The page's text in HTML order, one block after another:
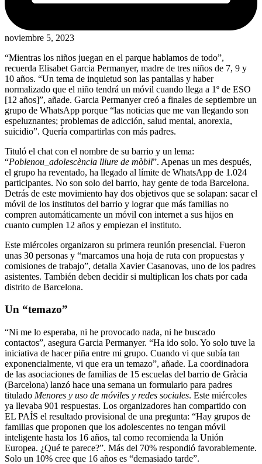
noviembre 5, 2023
“Mientras los niños juegan en el parque hablamos de todo”,
recuerda Elisabet Garcia Permanyer, madre de tres niños de 7, 9 y
10 años. “Un tema de inquietud son las pantallas y haber
normalizado que el niño tendrá un móvil cuando llega a 1º de ESO
[12 años]”, añade. Garcia Permanyer creó a finales de septiembre un
grupo de WhatsApp porque “las noticias que me van llegando son
espeluznantes; problemas de adicción, salud mental, anorexia,
suicidio”. Quería compartirlas con más padres.
Tituló el chat con el nombre de su barrio y un lema:
“Poblenou_adolescència lliure de mòbil”. Apenas un mes después,
el grupo ha reventado, ha llegado al límite de WhatsApp de 1.024
participantes. No son solo del barrio, hay gente de toda Barcelona.
Detrás de este movimiento hay dos objetivos que se solapan: sacar el
móvil de los institutos del barrio y lograr que más familias no
compren automáticamente un móvil con internet a sus hijos en
cuanto cumplen 12 años y empiezan el instituto.
Este miércoles organizaron su primera reunión presencial. Fueron
unas 30 personas y “marcamos una hoja de ruta con propuestas y
comisiones de trabajo”, detalla Xavier Casanovas, uno de los padres
asistentes. También deben decidir si multiplican los chats por cada
distrito de Barcelona.
Un “temazo”
“Ni me lo esperaba, ni he provocado nada, ni he buscado
contactos”, asegura Garcia Permanyer. “Ha ido solo. Yo solo tuve la
iniciativa de hacer piña entre mi grupo. Cuando vi que subía tan
exponencialmente, vi que era un temazo”, añade. La coordinadora
de las asociaciones de familias de 15 escuelas del barrio de Gràcia
(Barcelona) lanzó hace una semana un formulario para padres
titulado Menores y uso de móviles y redes sociales. Este miércoles
ya llevaba 901 respuestas. Los organizadores han compartido con
EL PAÍS el resultado provisional de una pregunta: “Hay grupos de
familias que proponen que los adolescentes no tengan móvil
inteligente hasta los 16 años, tal como recomienda la Unión
Europea. ¿Qué te parece?”. Más del 70% respondió favorablemente.
Solo un 10% cree que 16 años es “demasiado tarde”.